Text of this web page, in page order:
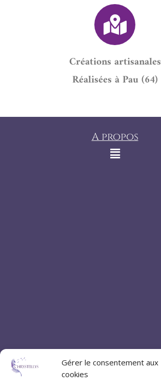
Gérer le consentement aux
cookies
Créations artisanales
Réalisées à Pau (64)
A propos